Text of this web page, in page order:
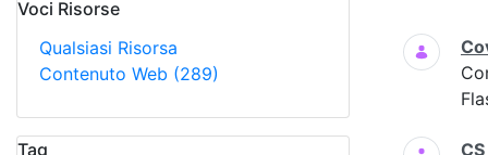
Voci Risorse
Qualsiasi Risorsa
Contenuto Web (289)
Tag
Ricerca